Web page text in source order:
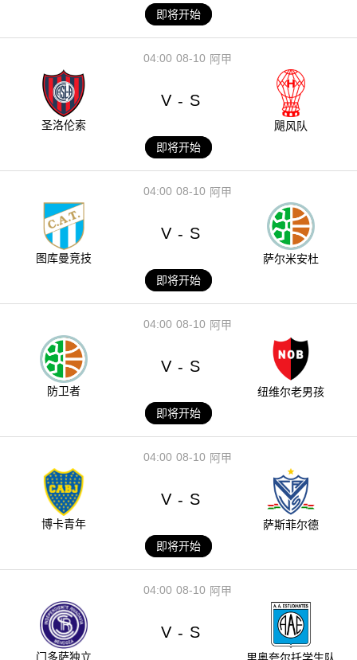
即将开始
08-10
04:00 阿甲
圣洛伦索
V - S
飓风队
即将开始
08-10
04:00 阿甲
图库曼竞技
V - S
萨尔米安杜
即将开始
08-10
04:00 阿甲
防卫者
V - S
纽维尔老男孩
即将开始
08-10
04:00 阿甲
博卡青年
V - S
萨斯菲尔德
即将开始
08-10
04:00 阿甲
门多萨独立
V - S
里奥夸尔托学生队